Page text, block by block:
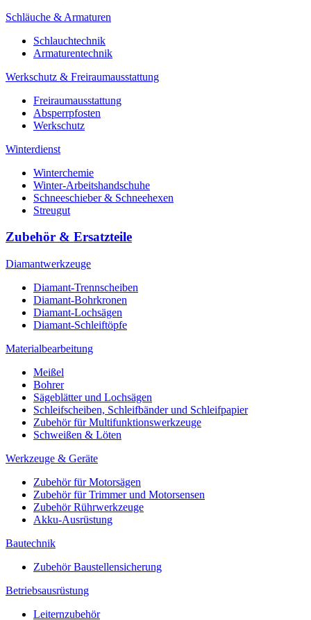
Schläuche & Armaturen
Schlauchtechnik
Armaturentechnik
Werkschutz & Freiraumausstattung
Freiraumausstattung
Absperrpfosten
Werkschutz
Winterdienst
Winterchemie
Winter-Arbeitshandschuhe
Schneeschieber & Schneehexen
Streugut
Zubehör & Ersatzteile
Diamantwerkzeuge
Diamant-Trennscheiben
Diamant-Bohrkronen
Diamant-Lochsägen
Diamant-Schleiftöpfe
Materialbearbeitung
Meißel
Bohrer
Sägeblätter und Lochsägen
Schleifscheiben, Schleifbänder und Schleifpapier
Zubehör für Multifunktionswerkzeuge
Schweißen & Löten
Werkzeuge & Geräte
Zubehör für Motorsägen
Zubehör für Trimmer und Motorsensen
Zubehör Rührwerkzeuge
Akku-Ausrüstung
Bautechnik
Zubehör Baustellensicherung
Betriebsausrüstung
Leiternzubehör